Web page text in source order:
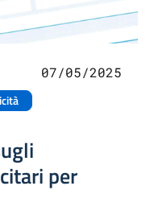
07/05/2025
per